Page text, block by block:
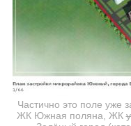
Частично это поле уже
ЖК Южная поляна, ЖК